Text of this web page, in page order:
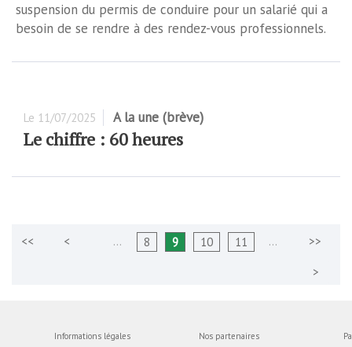
suspension du permis de conduire pour un salarié qui a
besoin de se rendre à des rendez-vous professionnels.
Le 11/07/2025 A la une (brève)
Le chiffre : 60 heures
… 8 9 10 11 …
Informations légales Nos partenaires